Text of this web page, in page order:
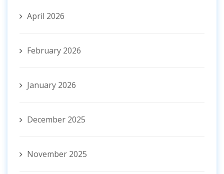
April 2026
February 2026
January 2026
December 2025
November 2025